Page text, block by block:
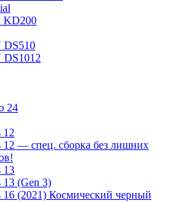
KD200
24
12
12 — спец. сборка без лишних
13
13 (Gen 3)
16 (2021) Космический черный